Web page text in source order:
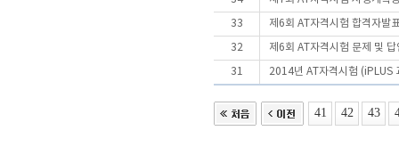
33 제6회 AT자격시험 합격자발
32 제6회 AT자격시험 문제 및 답
31 2014년 AT자격시험 (iPLUS
41 42 43